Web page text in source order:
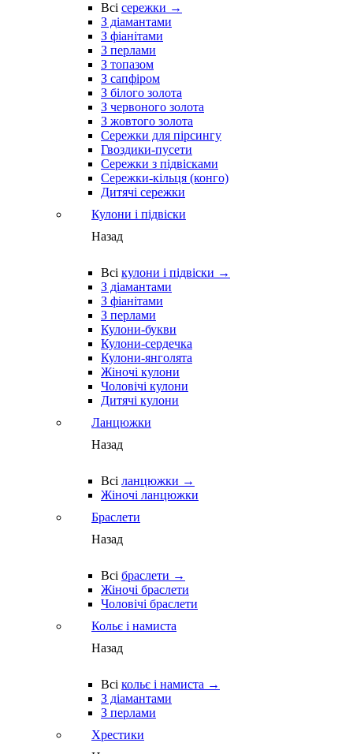
Всі сережки →
З діамантами
З фіанітами
З перлами
З топазом
З сапфіром
З білого золота
З червоного золота
З жовтого золота
Сережки для пірсингу
Гвоздики-пусети
Сережки з підвісками
Сережки-кільця (конго)
Дитячі сережки
Кулони і підвіски
Назад
Всі кулони і підвіски →
З діамантами
З фіанітами
З перлами
Кулони-букви
Кулони-сердечка
Кулони-янголята
Жіночі кулони
Чоловічі кулони
Дитячі кулони
Ланцюжки
Назад
Всі ланцюжки →
Жіночі ланцюжки
Браслети
Назад
Всі браслети →
Жіночі браслети
Чоловічі браслети
Кольє і намиста
Назад
Всі кольє і намиста →
З діамантами
З перлами
Хрестики